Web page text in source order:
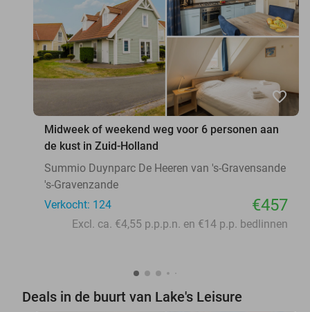
favorite_border
Midweek of weekend weg voor 6 personen aan
de kust in Zuid-Holland
Summio Duynparc De Heeren van 's-Gravensande
's-Gravenzande
Verkocht: 124
€457
Excl. ca. €4,55 p.p.p.n. en €14 p.p. bedlinnen
Deals in de buurt van Lake's Leisure